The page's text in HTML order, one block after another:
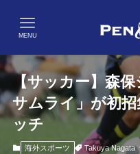
MENU
【サッカー】森
サムライ」が初
ッチ
海外スポーツ Takuya Nagata